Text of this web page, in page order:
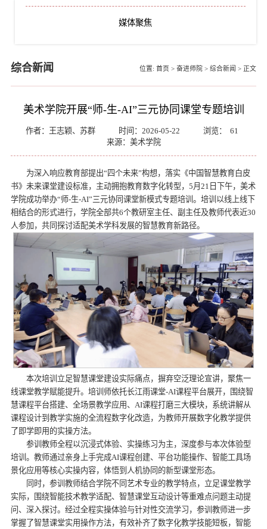
媒体聚焦
综合新闻 位置: 首页 > 奋进师院 > 综合新闻 > 正文
美术学院开展“师-生-AI”三元协同课堂专题培训
作者：王志颖、苏群 时间：2026-05-22 浏览：
61
来源：美术学院
为深入响应教育部提出“四个未来”构想，落实《中国智慧教育白皮
书》未来课堂建设标准，主动拥抱教育数字化转型，5月21日下午，美术
学院成功举办“师-生-AI”三元协同课堂新模式专题培训。培训以线上线下
相结合的形式进行，学院全部共6个教研室主任、副主任及教师代表近30
人参加，共同探讨适配美术学科发展的智慧教育新路径。
本次培训立足智慧课堂建设实际痛点，摒弃空泛理论宣讲，聚焦一
线课堂教学赋能提升。培训师依托长江雨课堂-AI课程平台展开，围绕智
慧课程平台搭建、全场景教学应用、AI课程打磨三大模块，系统讲解从
课程设计到教学实施的全流程数字化改造，为教师开展数字化教学提供
了即学即用的实操方法。
参训教师全程以沉浸式体验、实操练习为主，深度参与本次体验型
培训。教师通过亲身上手完成AI课程创建、平台功能操作、智能工具场
景化应用等核心实操内容，体悟到人机协同的新型课堂形态。
同时，参训教师结合学院不同艺术专业的教学特点，立足课堂教学
实际，围绕智能技术教学适配、智慧课堂互动设计等重难点问题主动提
问、深入探讨。经过全程实操体验与针对性交流学习，参训教师进一步
掌握了智慧课堂实用操作方法，有效补齐了数字化教学技能短板，智能